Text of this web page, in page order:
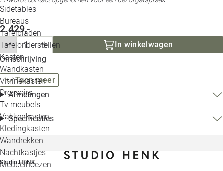
Sidetables
Bureaus
Tafelbladen
Tafelonderstellen
Kasten
Wandkasten
Vitrinekasten
Dressoirs
Tv meubels
Vakkenkasten
Kledingkasten
Wandrekken
Nachtkastjes
Meubelhoezen
Alle
2.429,-
In winkelwagen
Omschrijving
Toon meer
Afmetingen
Specificaties
Studio HENK